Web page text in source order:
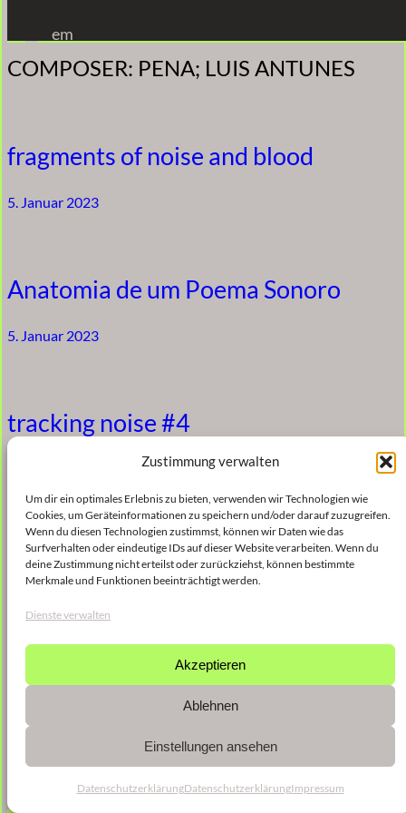
Zustimmung verwalten
Um dir ein optimales Erlebnis zu bieten, verwenden wir Technologien wie
Cookies, um Geräteinformationen zu speichern und/oder darauf zuzugreifen.
Wenn du diesen Technologien zustimmst, können wir Daten wie das
Surfverhalten oder eindeutige IDs auf dieser Website verarbeiten. Wenn du
deine Zustimmung nicht erteilst oder zurückziehst, können bestimmte
Merkmale und Funktionen beeinträchtigt werden.
Dienste verwalten
Akzeptieren
Ablehnen
Einstellungen ansehen
DatenschutzerklärungDatenschutzerklärungImpressum
Inhalt
springen
em
COMPOSER: PENA; LUIS ANTUNES
fragments of noise and blood
5. Januar 2023
Anatomia de um Poema Sonoro
5. Januar 2023
tracking noise #4